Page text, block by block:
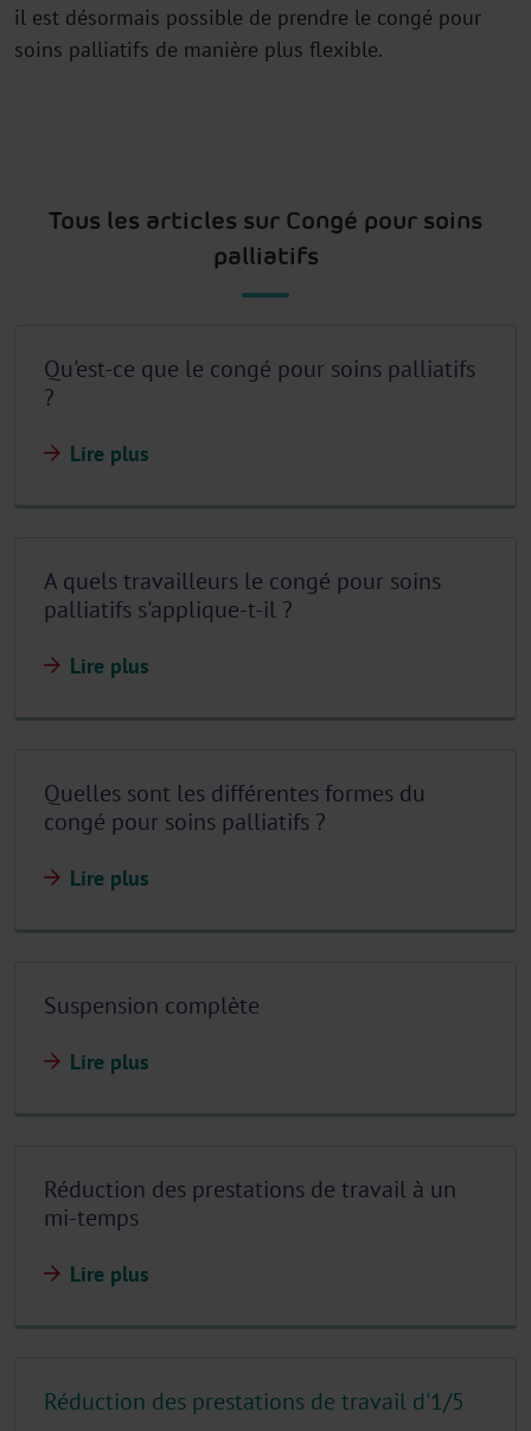
il est désormais possible de prendre le congé pour
soins palliatifs de manière plus flexible.
Tous les articles sur Congé pour soins
palliatifs
Qu'est-ce que le congé pour soins palliatifs
?
Lire plus
A quels travailleurs le congé pour soins
palliatifs s'applique-t-il ?
Lire plus
Quelles sont les différentes formes du
congé pour soins palliatifs ?
Lire plus
Suspension complète
Lire plus
Réduction des prestations de travail à un
mi-temps
Lire plus
Réduction des prestations de travail d'1/5